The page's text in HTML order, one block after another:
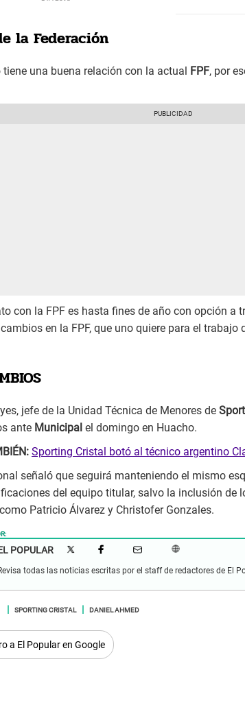
la Federación
tiene una buena relación con la actual FPF, por
con la FPF es hasta fines de año con opción a
en la FPF, que uno quiere para el trabajo
jefe de la Unidad Técnica de Menores de
ante Municipal el domingo en Huacho.
Sporting Cristal botó al técnico argentino
señaló que seguirá manteniendo el mismo
del equipo titular, salvo la inclusión de
Patricio Álvarez y Christofer Gonzales.
POPULAR
todas las noticias escritas por el staff de redactores de El
SPORTING CRISTAL DANIEL AHMED
a El Popular en Google